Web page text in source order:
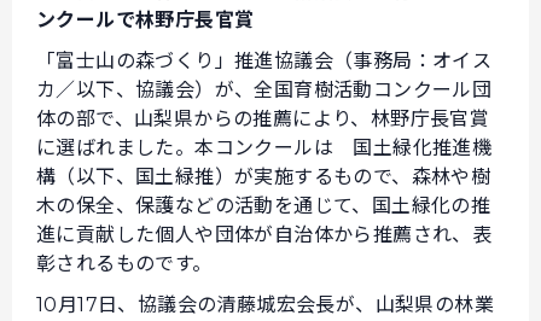
ンクールで林野庁長官賞
「富士山の森づくり」推進協議会（事務局：オイス
カ／以下、協議会）が、全国育樹活動コンクール団
体の部で、山梨県からの推薦により、林野庁長官賞
に選ばれました。本コンクールは 国土緑化推進機
構（以下、国土緑推）が実施するもので、森林や樹
木の保全、保護などの活動を通じて、国土緑化の推
進に貢献した個人や団体が自治体から推薦され、表
彰されるものです。
10月17日、協議会の清藤城宏会長が、山梨県の林業